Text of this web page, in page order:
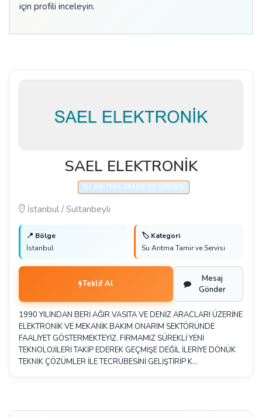
için profili inceleyin.
SAEL ELEKTRONİK
SU ARITMA TAMIR VE SERVISI
İstanbul / Sultanbeyli
📍 Bölge
İstanbul
🏷️ Kategori
Su Arıtma Tamir ve Servisi
Teklif Al
Mesaj
Gönder
1990 YILINDAN BERİ AĞIR VASITA VE DENİZ ARACLARI ÜZERİNE
ELEKTRONİK VE MEKANİK BAKIM ONARIM SEKTÖRÜNDE
FAALİYET GÖSTERMEKTEYİZ. FİRMAMIZ SÜREKLİ YENİ
TEKNOLOJİLERİ TAKİP EDEREK GEÇMİŞE DEĞİL İLERİYE DÖNÜK
TEKNİK ÇÖZÜMLER İLE TECRÜBESİNİ GELİŞTİRİP K…